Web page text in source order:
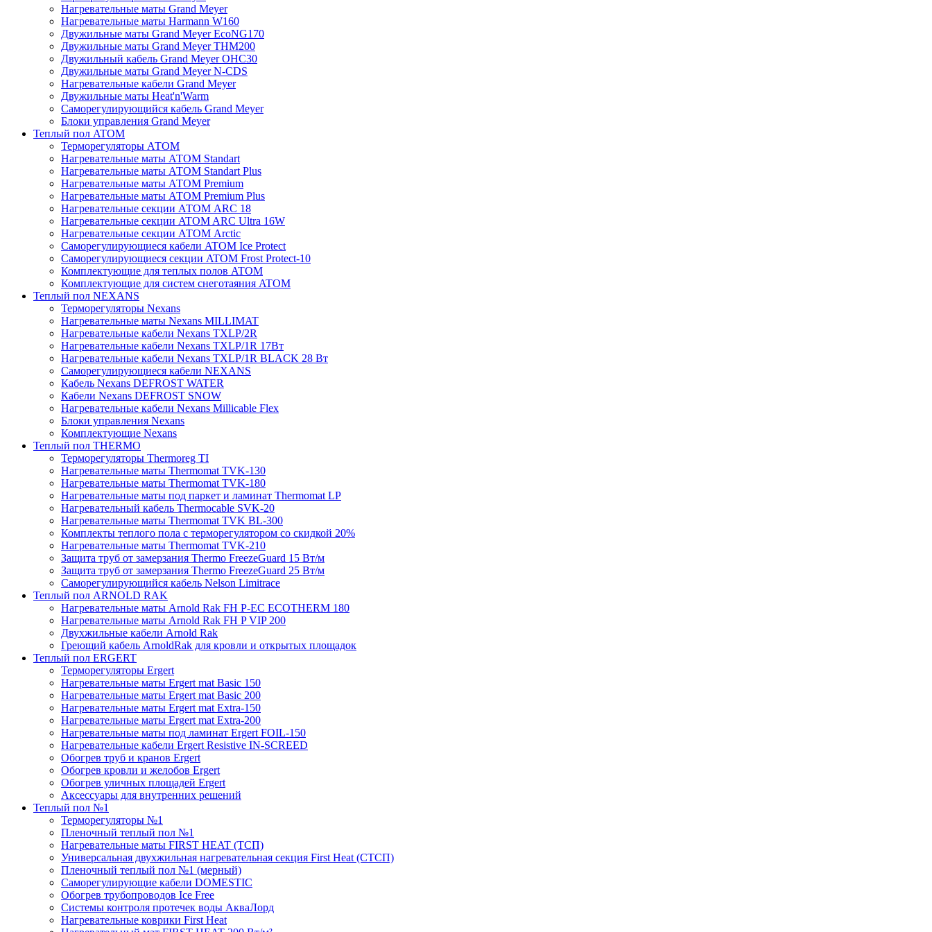
Нагревательные маты Grand Meyer
Нагревательные маты Harmann W160
Двужильные маты Grand Meyer EcoNG170
Двужильные маты Grand Meyer THM200
Двужильный кабель Grand Meyer OHC30
Двужильные маты Grand Meyer N-CDS
Нагревательные кабели Grand Meyer
Двужильные маты Heat'n'Warm
Саморегулирующийся кабель Grand Meyer
Блоки управления Grand Meyer
Теплый пол ATOM
Терморегуляторы АТОМ
Нагревательные маты АТОМ Standart
Нагревательные маты АТОМ Standart Plus
Нагревательные маты АТОМ Premium
Нагревательные маты АТОМ Premium Plus
Нагревательные секции АТОМ ARC 18
Нагревательные секции ATOM ARC Ultra 16W
Нагревательные секции АТОМ Arctic
Саморегулирующиеся кабели ATOM Ice Protect
Саморегулирующиеся секции ATOM Frost Protect-10
Комплектующие для теплых полов ATOM
Комплектующие для систем снеготаяния ATOM
Теплый пол NEXANS
Терморегуляторы Nexans
Нагревательные маты Nexans MILLIMAT
Нагревательные кабели Nexans TXLP/2R
Нагревательные кабели Nexans TXLP/1R 17Вт
Нагревательные кабели Nexans TXLP/1R BLACK 28 Вт
Саморегулирующиеся кабели NEXANS
Кабель Nexans DEFROST WATER
Кабели Nexans DEFROST SNOW
Нагревательные кабели Nexans Millicable Flex
Блоки управления Nexans
Комплектующие Nexans
Теплый пол THERMO
Терморегуляторы Thermoreg TI
Нагревательные маты Thermomat TVK-130
Нагревательные маты Thermomat TVK-180
Нагревательные маты под паркет и ламинат Thermomat LP
Нагревательный кабель Thermocable SVK-20
Нагревательные маты Thermomat TVK BL-300
Комплекты теплого пола с терморегулятором со скидкой 20%
Нагревательные маты Thermomat TVK-210
Защита труб от замерзания Thermo FreezeGuard 15 Вт/м
Защита труб от замерзания Thermo FreezeGuard 25 Вт/м
Саморегулирующийся кабель Nelson Limitrace
Теплый пол ARNOLD RAK
Нагревательные маты Arnold Rak FH P-EC ECOTHERM 180
Нагревательные маты Arnold Rak FH P VIP 200
Двухжильные кабели Arnold Rak
Греющий кабель ArnoldRak для кровли и открытых площадок
Теплый пол ERGERT
Терморегуляторы Ergert
Нагревательные маты Ergert mat Basic 150
Нагревательные маты Ergert mat Basic 200
Нагревательные маты Ergert mat Extra-150
Нагревательные маты Ergert mat Extra-200
Нагревательные маты под ламинат Ergert FOIL-150
Нагревательные кабели Ergert Resistive IN-SCREED
Обогрев труб и кранов Ergert
Обогрев кровли и желобов Ergert
Обогрев уличных площадей Ergert
Аксессуары для внутренних решений
Теплый пол №1
Терморегуляторы №1
Пленочный теплый пол №1
Нагревательные маты FIRST HEAT (ТСП)
Универсальная двухжильная нагревательная секция First Heat (СТСП)
Пленочный теплый пол №1 (мерный)
Саморегулирующие кабели DOMESTIC
Обогрев трубопроводов Ice Free
Системы контроля протечек воды АкваЛорд
Нагревательные коврики First Heat